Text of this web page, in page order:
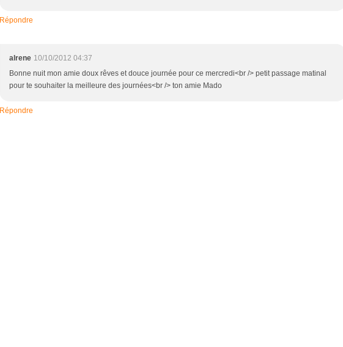
Répondre
alrene 10/10/2012 04:37
Bonne nuit mon amie doux rêves et douce journée pour ce mercredi<br /> petit passage matinal
pour te souhaiter la meilleure des journées<br /> ton amie Mado
Répondre